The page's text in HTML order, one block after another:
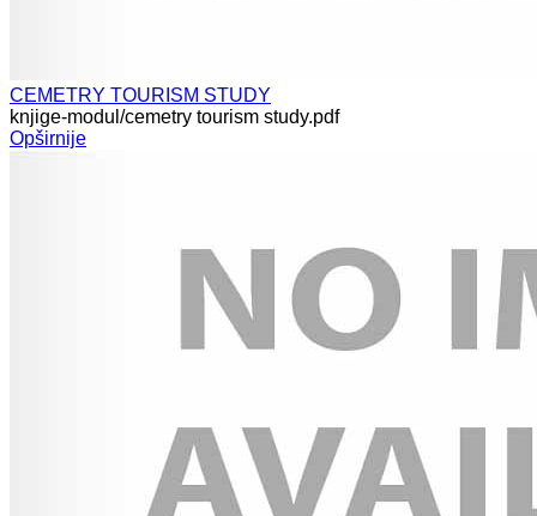
CEMETRY TOURISM STUDY
knjige-modul/cemetry tourism study.pdf
Opširnije